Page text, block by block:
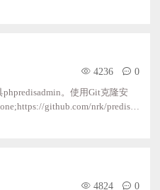
4236 0
。使用Git克隆安
github.com/nrk/predis.g
4824 0